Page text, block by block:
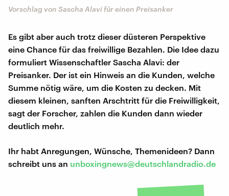
Vorschlag von Sascha Alavi für einen Preisanker
Es gibt aber auch trotz dieser düsteren Perspektive
eine Chance für das freiwillige Bezahlen. Die Idee dazu
formuliert Wissenschaftler Sascha Alavi: der
Preisanker. Der ist ein Hinweis an die Kunden, welche
Summe nötig wäre, um die Kosten zu decken. Mit
diesem kleinen, sanften Arschtritt für die Freiwilligkeit,
sagt der Forscher, zahlen die Kunden dann wieder
deutlich mehr.
Ihr habt Anregungen, Wünsche, Themenideen? Dann
schreibt uns an unboxingnews@deutschlandradio.de